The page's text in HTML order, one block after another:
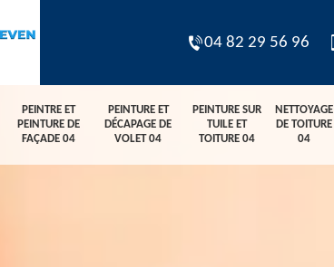
04 82 29 56 96
PEINTRE ET
PEINTURE DE
FAÇADE 04
PEINTURE ET
DÉCAPAGE DE
VOLET 04
PEINTURE SUR
TUILE ET
TOITURE 04
NETTOYAGE
DE TOITURE
04